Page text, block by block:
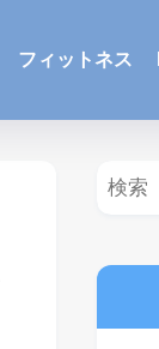
フィットネス